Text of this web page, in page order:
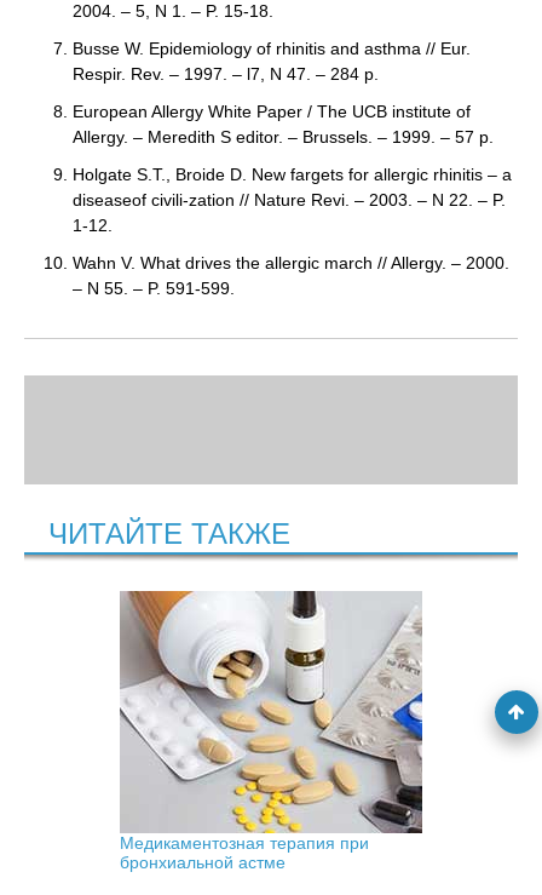
2004. – 5, N 1. – P. 15-18.
Busse W. Epidemiology of rhinitis and asthma // Eur.
Respir. Rev. – 1997. – l7, N 47. – 284 p.
European Allergy White Paper / The UCB institute of
Allergy. – Meredith S editor. – Brussels. – 1999. – 57 p.
Holgate S.T., Broide D. New fargets for allergic rhinitis – a
diseaseof civili-zation // Nature Revi. – 2003. – N 22. – P.
1-12.
Wahn V. What drives the allergic march // Allergy. – 2000.
– N 55. – P. 591-599.
ЧИТАЙТЕ ТАКЖЕ
Медикаментозная терапия при
бронхиальной астме